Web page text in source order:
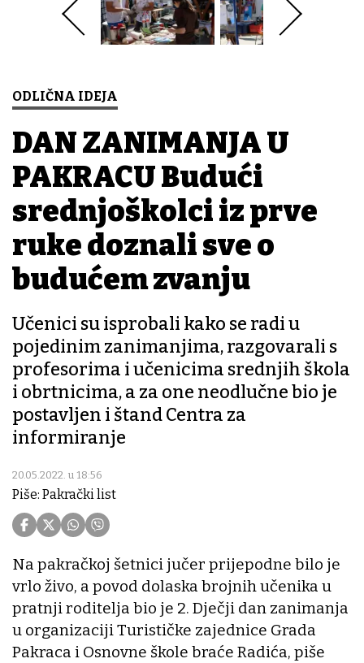
ODLIČNA IDEJA
DAN ZANIMANJA U
PAKRACU Budući
srednjoškolci iz prve
ruke doznali sve o
budućem zvanju
Učenici su isprobali kako se radi u
pojedinim zanimanjima, razgovarali s
profesorima i učenicima srednjih škola
i obrtnicima, a za one neodlučne bio je
postavljen i štand Centra za
informiranje
20.05.2022. u 18:56
Piše: Pakrački list
Na pakračkoj šetnici jučer prijepodne bilo je
vrlo živo, a povod dolaska brojnih učenika u
pratnji roditelja bio je 2. Dječji dan zanimanja
u organizaciji Turističke zajednice Grada
Pakraca i Osnovne škole braće Radića, piše